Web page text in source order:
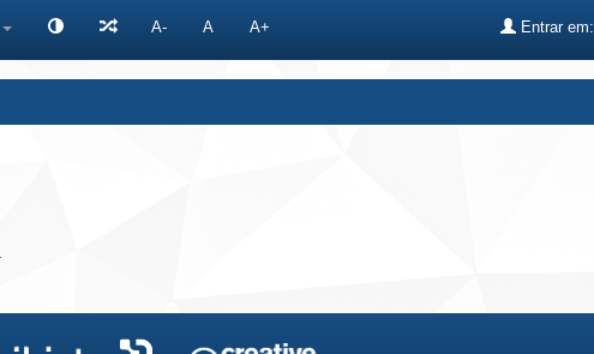
A- A A+ Entrar em: